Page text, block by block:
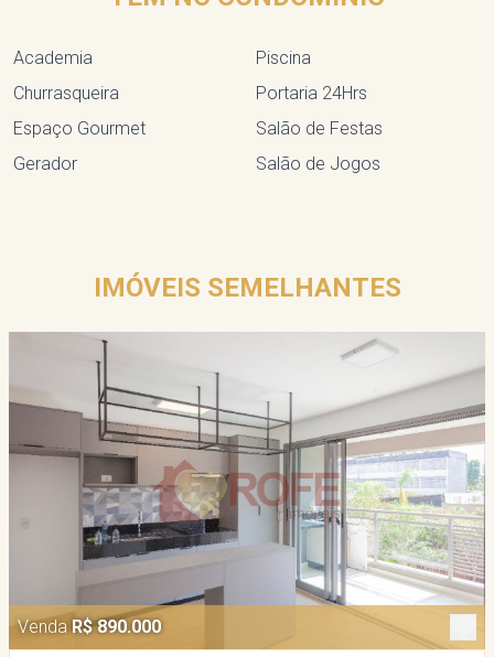
Academia
Churrasqueira
Espaço Gourmet
Gerador
Piscina
Portaria 24Hrs
Salão de Festas
Salão de Jogos
IMÓVEIS SEMELHANTES
Venda R$ 890.000